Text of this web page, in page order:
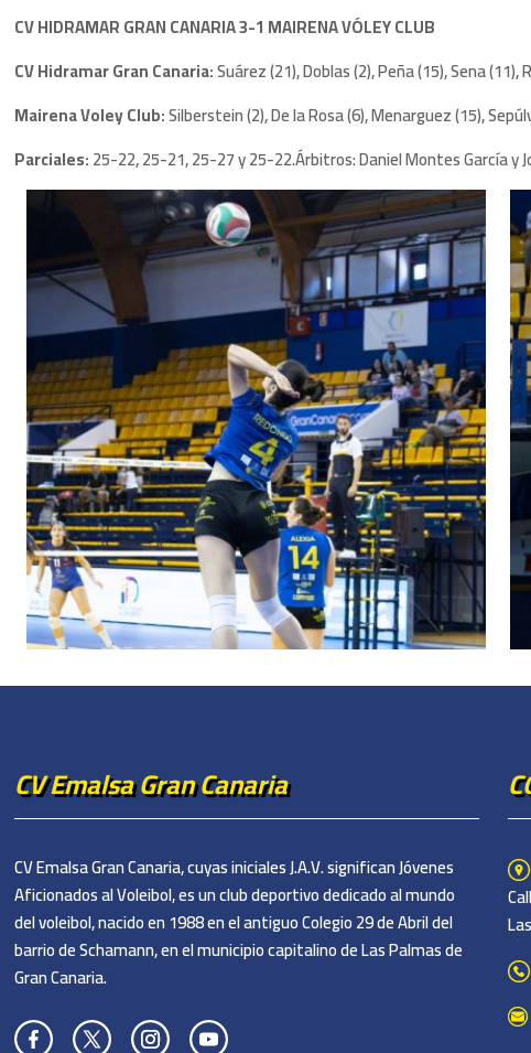
CV HIDRAMAR GRAN CANARIA 3-1 MAIRENA VÓLEY CLUB
CV Hidramar Gran Canaria:Suárez (21), Doblas (2), Peña (15), Sena
Mairena Voley Club:Silberstein (2), De la Rosa (6), Menarguez (15),
Parciales:25-22, 25-21, 25-27 y 25-22.Árbitros: Daniel Montes García y
CV Emalsa Gran Canaria
CV Emalsa Gran Canaria, cuyas iniciales J.A.V. significan Jóvenes
Aficionados al Voleibol, es un club deportivo dedicado al mundo
del voleibol, nacido en 1988 en el antiguo Colegio 29 de Abril del
barrio de Schamann, en el municipio capitalino de Las Palmas de
Gran Canaria.